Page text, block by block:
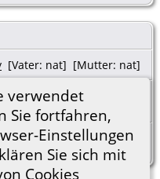
verwendet
Sie fortfahren,
Einstellungen
Sie sich mit
Cookies
[Vater: nat] [Mutter: nat]
|
Familientafel